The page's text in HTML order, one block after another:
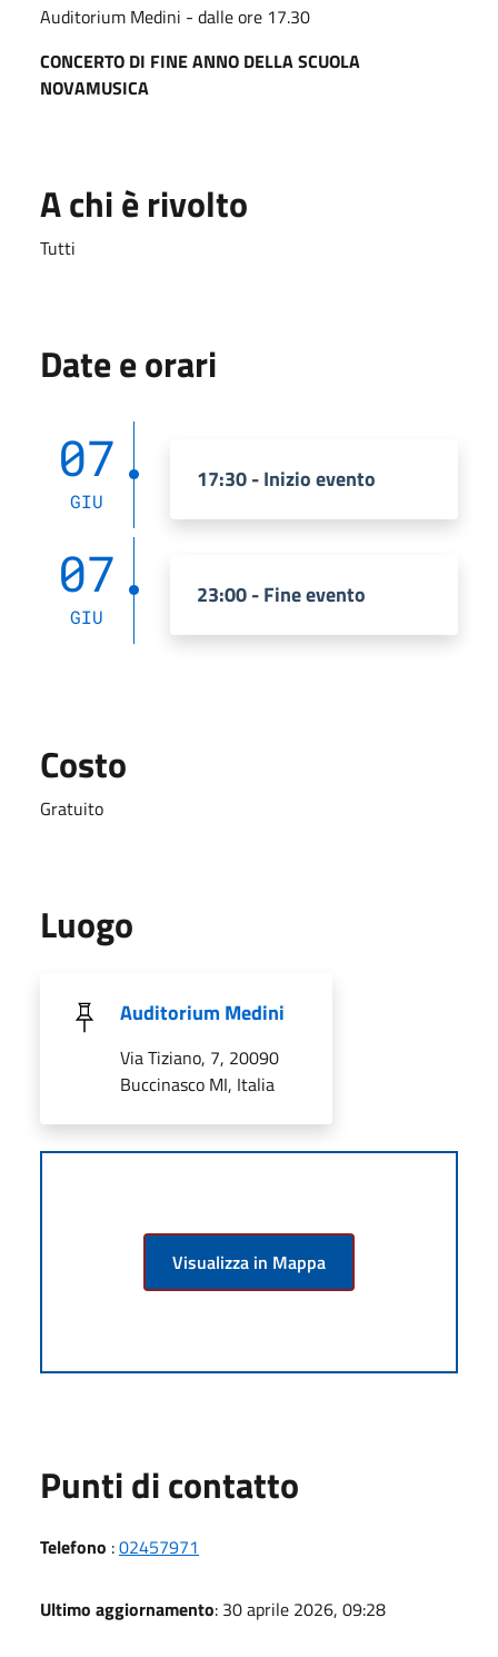
Auditorium Medini - dalle ore 17.30
CONCERTO DI FINE ANNO DELLA SCUOLA
NOVAMUSICA
A chi è rivolto
Tutti
Date e orari
07
GIU
17:30 - Inizio evento
07
GIU
23:00 - Fine evento
Costo
Gratuito
Luogo
Auditorium Medini
Via Tiziano, 7, 20090
Buccinasco MI, Italia
Visualizza in Mappa
Punti di contatto
Telefono :02457971
Ultimo aggiornamento: 30 aprile 2026, 09:28